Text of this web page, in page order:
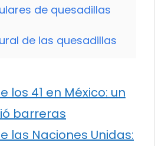
de quesadillas
de las quesadillas
los 41 en México: un
barreras
las Naciones Unidas: